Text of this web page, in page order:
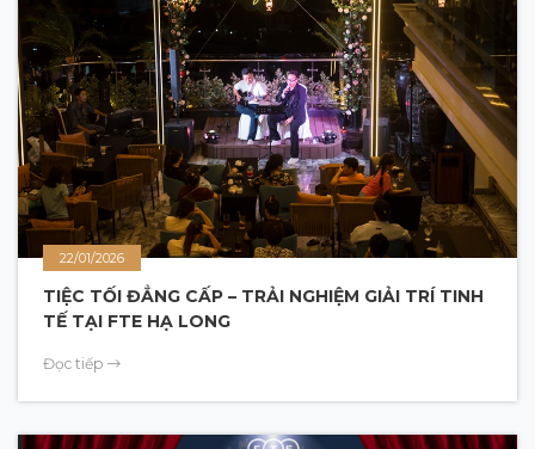
22/01/2026
TIỆC TỐI ĐẲNG CẤP – TRẢI NGHIỆM GIẢI TRÍ TINH
TẾ TẠI FTE HẠ LONG
Đọc tiếp